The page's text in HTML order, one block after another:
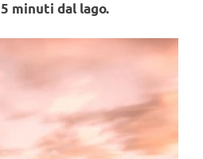
minuti dal lago.